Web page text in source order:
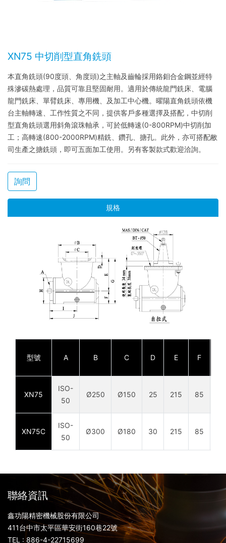
XN75 中切削型直角銑頭
本直角銑頭(90度頭、角度頭)之主軸及齒輪採用鉻鉬合金鋼並經特
殊滲碳熱處理，品質可靠且堅固耐用。適用於傳統龍門銑床、電腦
龍門銑床、單臂銑床、專用機、及加工中心機。曜陽直角銑頭依機
台主軸轉速、工作性質之不同，提供客戶多種選擇及搭配，中切削
型直角銑頭選用斜角滾珠軸承，可於低轉速(0-800RPM)中切削加
工；高轉速(800-2000RPM)精銑、鑽孔、搪孔。此外，亦可搭配敝
司生產之搪銑頭，即可五面加工使用。另有客製款式歡迎洽詢。
詢問
規格
型號 A B C D E F
XN75
ISO-
50
Ø250 Ø150 25 215 85
XN75C
ISO-
50
Ø300 Ø180 30 215 85
聯絡資訊
鑫功陽精密機械股份有限公司
411台中市太平區華安街160巷22號
TEL : 886-4-22715699